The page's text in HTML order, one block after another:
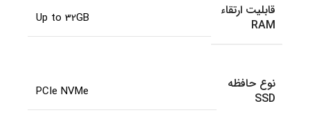
قابلیت ارتقاء
RAM
Up to 32GB
نوع حافظه
SSD
PCIe NVMe